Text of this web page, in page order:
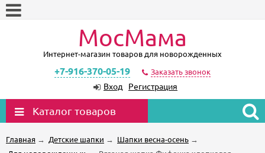
МосМама
Интернет-магазин товаров для новорожденных
+7-916-370-05-19 Заказать звонок
Вход Регистрация
Каталог товаров
Главная → Детские шапки → Шапки весна-осень →